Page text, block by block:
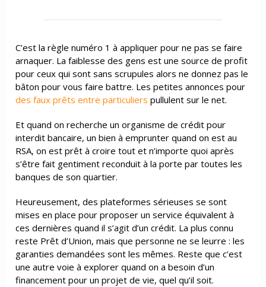
C’est la règle numéro 1 à appliquer pour ne pas se faire
arnaquer. La faiblesse des gens est une source de profit
pour ceux qui sont sans scrupules alors ne donnez pas le
bâton pour vous faire battre. Les petites annonces pour
des faux prêts entre particuliers pullulent sur le net.
Et quand on recherche un organisme de crédit pour
interdit bancaire, un bien à emprunter quand on est au
RSA, on est prêt à croire tout et n’importe quoi après
s’être fait gentiment reconduit à la porte par toutes les
banques de son quartier.
Heureusement, des plateformes sérieuses se sont
mises en place pour proposer un service équivalent à
ces dernières quand il s’agit d’un crédit. La plus connu
reste Prêt d’Union, mais que personne ne se leurre : les
garanties demandées sont les mêmes. Reste que c’est
une autre voie à explorer quand on a besoin d’un
financement pour un projet de vie, quel qu’il soit.